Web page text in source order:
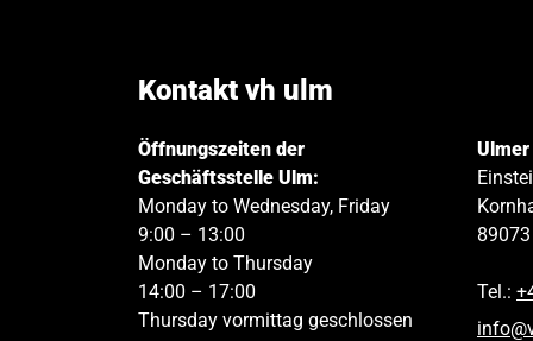
Kontakt vh ulm
Öffnungszeiten der
Geschäftsstelle Ulm:
Monday to Wednesday, Friday
9:00 – 13:00
Monday to Thursday
14:00 – 17:00
Thursday vormittag geschlossen
89073
Tel.:
info@